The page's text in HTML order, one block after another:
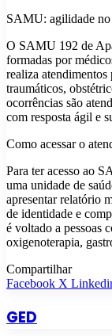
SAMU: agilidade no
O SAMU 192 de
formadas por
realiza atendimentos
traumáticos,
ocorrências são
com resposta ágil e
Como acessar o
Para ter acesso ao
uma unidade de
apresentar relatório
de identidade e
é voltado a pessoas
oxigenoterapia,
Compartilhar
Facebook X
GED